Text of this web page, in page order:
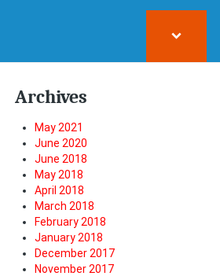
Archives
May 2021
June 2020
June 2018
May 2018
April 2018
March 2018
February 2018
January 2018
December 2017
November 2017